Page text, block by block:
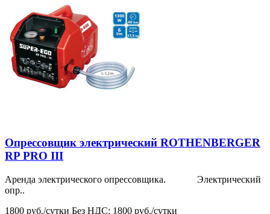
Опрессовщик электрический ROTHENBERGER
RP PRO III
Аренда электрического опрессовщика. Электрический
опр..
1800 руб./сутки Без НДС: 1800 руб./сутки